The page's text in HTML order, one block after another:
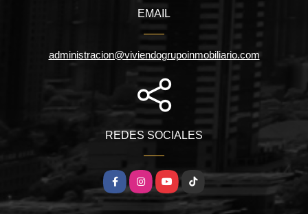
EMAIL
administracion@viviendogrupoinmobiliario.com
REDES SOCIALES
FacebookInstagramYouTubeTikTok